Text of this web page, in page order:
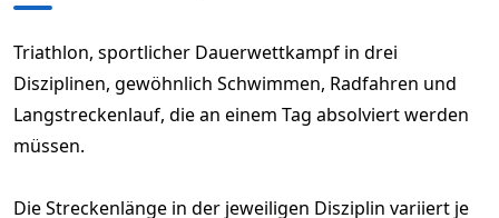
Triathlon, sportlicher Dauerwettkampf in drei
Disziplinen, gewöhnlich Schwimmen, Radfahren und
Langstreckenlauf, die an einem Tag absolviert werden
müssen.
Die Streckenlänge in der jeweiligen Disziplin variiert je